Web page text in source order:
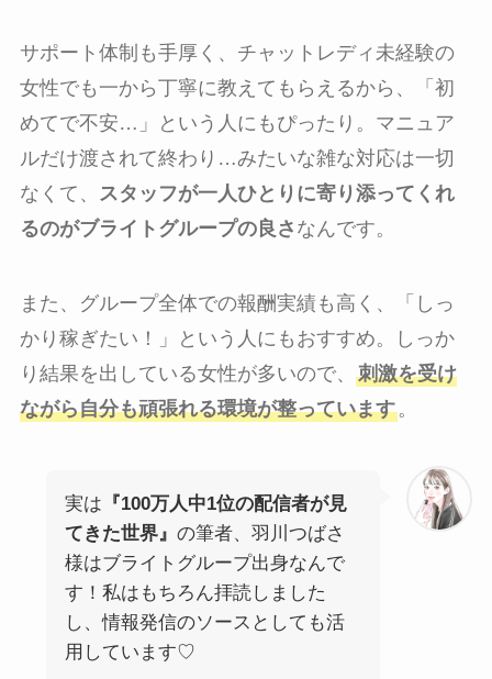
サポート体制も手厚く、チャットレディ未経験の
女性でも一から丁寧に教えてもらえるから、「初
めてで不安…」という人にもぴったり。マニュア
ルだけ渡されて終わり…みたいな雑な対応は一切
なくて、 スタッフが一人ひとりに寄り添ってくれ
るのがブライトグループの良さ なんです。
また、グループ全体での報酬実績も高く、「しっ
かり稼ぎたい！」という人にもおすすめ。しっか
り結果を出している女性が多いので、 刺激を受け
ながら自分も頑張れる環境が整っています。
実は 『100万人中1位の配信者が見
てきた世界』 の筆者、羽川つばさ
様はブライトグループ出身なんで
す！私はもちろん拝読しました
し、情報発信のソースとしても活
用しています♡